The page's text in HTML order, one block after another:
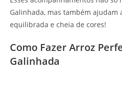
Galinhada, mas também ajudam
equilibrada e cheia de cores!
Como Fazer Arroz
Galinhada